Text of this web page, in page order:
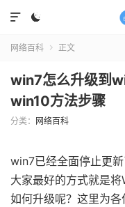


网络百科  正文
win7怎么升级到
win10方法步骤
分类： 网络百科
win7已经全面停止更新
大家最好的方式就是
如何升级呢？这里为